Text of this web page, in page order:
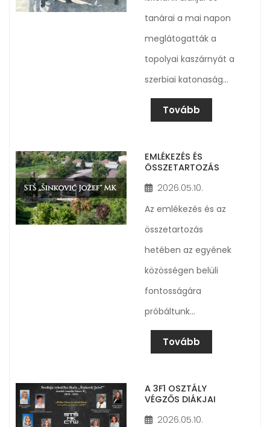
tanárai a mai napon
meglátogatták a
topolyai kaszárnyát a
szerbiai katonaság…
Tovább
EMLÉKEZÉS ÉS
ÖSSZETARTOZÁS
2026.05.10.
Az emlékezés és az
összetartozás
hetében az egyének
közösségen belüli
fontosságára
próbáltunk…
Tovább
A 3F1 OSZTÁLY
VÉGZŐS DIÁKJAI
2026.05.10.